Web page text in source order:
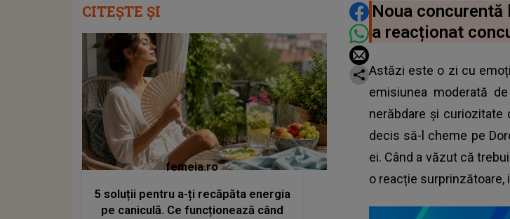
DISTRIBUIE
Noua concurentă
a reacționat
Astăzi este o zi cu
emisiunea moderată
nerăbdare și curiozitate
decis să-l cheme pe
ei. Când a văzut că
o reacție surprinzătoare,
CITEȘTE ȘI
femeia.ro
5 soluții pentru a-ți recăpăta energia
pe caniculă. Ce funcționează când